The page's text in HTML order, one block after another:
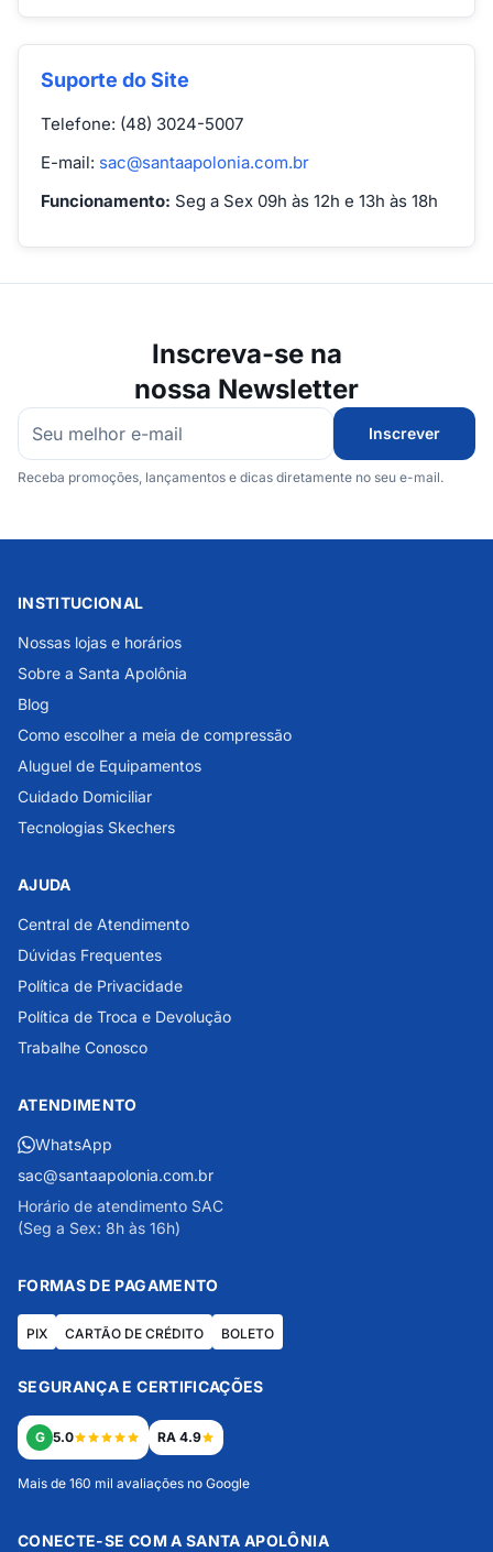
Suporte do Site
Telefone: (48) 3024-5007
E-mail: sac@santaapolonia.com.br
Funcionamento: Seg a Sex 09h às 12h e 13h às 18h
Inscreva-se na
nossa Newsletter
Inscrever
Receba promoções, lançamentos e dicas diretamente no seu e-mail.
INSTITUCIONAL
Nossas lojas e horários
Sobre a Santa Apolônia
Blog
Como escolher a meia de compressão
Aluguel de Equipamentos
Cuidado Domiciliar
Tecnologias Skechers
AJUDA
Central de Atendimento
Dúvidas Frequentes
Política de Privacidade
Política de Troca e Devolução
Trabalhe Conosco
ATENDIMENTO
WhatsApp
sac@santaapolonia.com.br
Horário de atendimento SAC
(Seg a Sex: 8h às 16h)
FORMAS DE PAGAMENTO
PIX CARTÃO DE CRÉDITO BOLETO
SEGURANÇA E CERTIFICAÇÕES
G 5.0 RA 4.9
Mais de 160 mil avaliações no Google
CONECTE-SE COM A SANTA APOLÔNIA